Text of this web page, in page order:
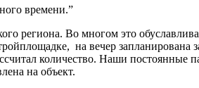
времени.”
региона. Во многом это
на вечер
количество. Наши
на объект.